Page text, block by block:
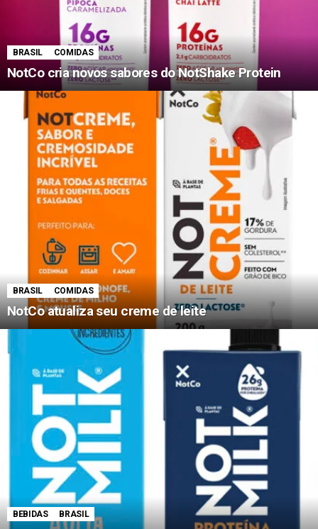
BRASIL COMIDAS
NotCo cria novos sabores do NotShake Protein
BRASIL COMIDAS
NotCo atualiza seu creme de leite
BEBIDAS BRASIL